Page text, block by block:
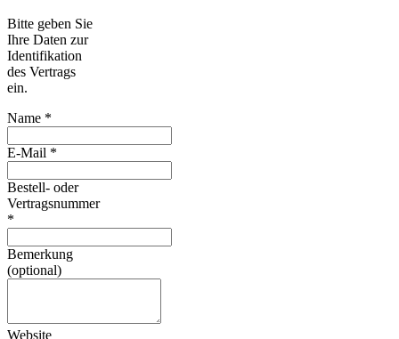
Bitte geben Sie
Ihre Daten zur
Identifikation
des Vertrags
ein.
Name *
E-Mail *
Bestell- oder
Vertragsnummer
*
Bemerkung
(optional)
Website